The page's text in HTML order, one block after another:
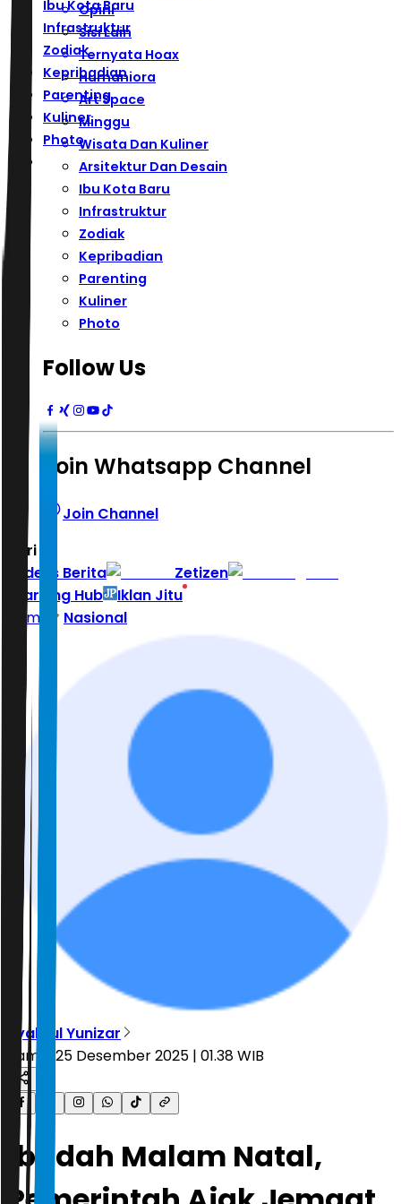
Ibu Kota Baru
Infrastruktur
Zodiak
Kepribadian
Parenting
Kuliner
Photo
Opini
Sisi Lain
Ternyata Hoax
Humaniora
Art Space
Minggu
Wisata Dan Kuliner
Arsitektur Dan Desain
Ibu Kota Baru
Infrastruktur
Zodiak
Kepribadian
Parenting
Kuliner
Photo
Follow Us
Join Whatsapp Channel
Join Channel
Hari ini
Indeks Berita
Zetizen
Learning Hub
Iklan Jitu
Home
Nasional
Syahrul Yunizar
Kamis, 25 Desember 2025 | 01.38 WIB
Ibadah Malam Natal,